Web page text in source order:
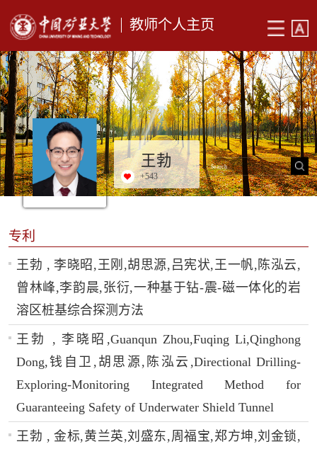
教师个人主页
王勃
+543
专利
王勃 , 李晓昭,王刚,胡思源,吕宪状,王一帆,陈泓云,
曾林峰,李韵晨,张衍,一种基于钻-震-磁一体化的岩
溶区桩基综合探测方法
王勃 , 李晓昭,Guanqun Zhou,Fuqing Li,Qinghong
Dong,钱自卫,胡思源,陈泓云,Directional Drilling-
Exploring-Monitoring Integrated Method for
Guaranteeing Safety of Underwater Shield Tunnel
王勃 , 金标,黄兰英,刘盛东,周福宝,郑方坤,刘金锁,